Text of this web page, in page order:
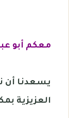
معكم أبو
يسعدنا أن
العزيزية